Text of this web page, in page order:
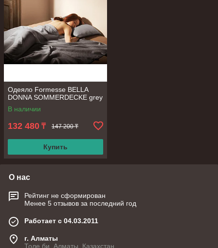
Одеяло Formesse BELLA
DONNA SOMMERDECKE grey
В наличии
132 480 ₸ 147 200 ₸
Купить
О нас
Рейтинг не сформирован
Менее 5 отзывов за последний год
Работает с 04.03.2011
г. Алматы
Толе би, Алматы, Казахстан